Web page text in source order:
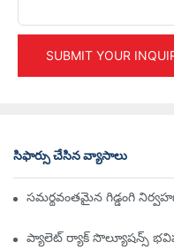
SUBMIT YOUR
సిఫార్సు చేసిన వ్యాసాలు
సమర్థవంతమైన గిడ్డంగి
ప్యాలెట్ ర్యాక్ సొల్యూషన్స్